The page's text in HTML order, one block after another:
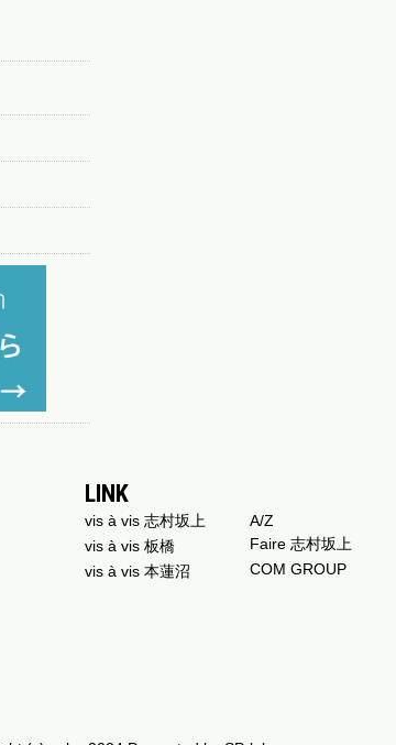
LINK
vis à vis 志村坂上
vis à vis 板橋
vis à vis 本蓮沼
A/Z
Faire 志村坂上
COM GROUP